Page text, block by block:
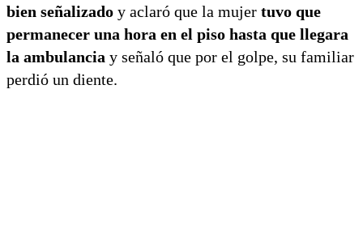
bien señalizado y aclaró que la mujer tuvo que
permanecer una hora en el piso hasta que llegara
la ambulancia y señaló que por el golpe, su familiar
perdió un diente.